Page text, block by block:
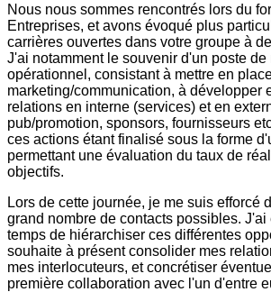
Nous nous sommes rencontrés lors du
Entreprises, et avons évoqué plus
carrières ouvertes dans votre groupe à
J'ai notamment le souvenir d'un poste de
opérationnel, consistant à mettre en
marketing/communication, à développer
relations en interne (services) et en
pub/promotion, sponsors, fournisseurs
ces actions étant finalisé sous la forme
permettant une évaluation du taux de
objectifs.
Lors de cette journée, je me suis efforcé
grand nombre de contacts possibles.
temps de hiérarchiser ces différentes
souhaite à présent consolider mes
mes interlocuteurs, et concrétiser
première collaboration avec l'un d'entre